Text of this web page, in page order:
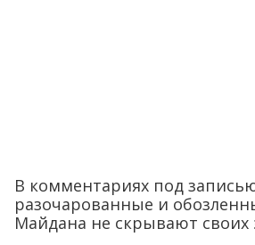
В комментариях под
разочарованные и
Майдана не скрывают своих